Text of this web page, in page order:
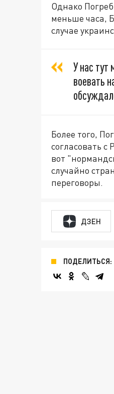
Однако
меньше часа,
случае
У нас тут
воевать
Более того,
согласовать
вот
случайно
переговоры.
ДЗЕН
ПОДЕЛИТЬСЯ: